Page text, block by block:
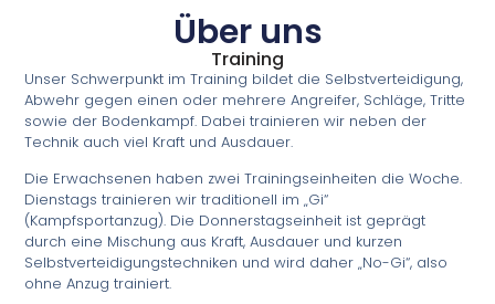
Über uns
Training
Unser Schwerpunkt im Training bildet die Selbstverteidigung,
Abwehr gegen einen oder mehrere Angreifer, Schläge, Tritte
sowie der Bodenkampf. Dabei trainieren wir neben der
Technik auch viel Kraft und Ausdauer.
Die Erwachsenen haben zwei Trainingseinheiten die Woche.
Dienstags trainieren wir traditionell im „Gi“
(Kampfsportanzug). Die Donnerstagseinheit ist geprägt
durch eine Mischung aus Kraft, Ausdauer und kurzen
Selbstverteidigungstechniken und wird daher „No-Gi“, also
ohne Anzug trainiert.